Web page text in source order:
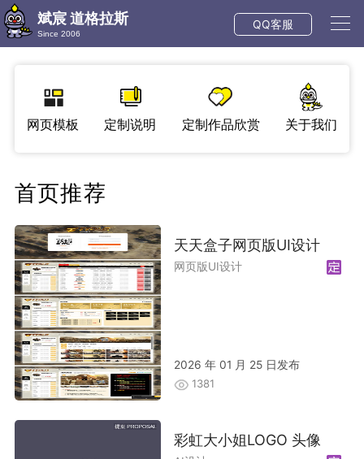
斌宸 道格拉斯
Since 2006
QQ客服
网页模板 定制说明 定制作品欣赏 关于我们
首页推荐
天天盒子网页版UI设计
网页版UI设计
2026 年 01 月 25 日发布
1381
彩虹大小姐LOGO 头像